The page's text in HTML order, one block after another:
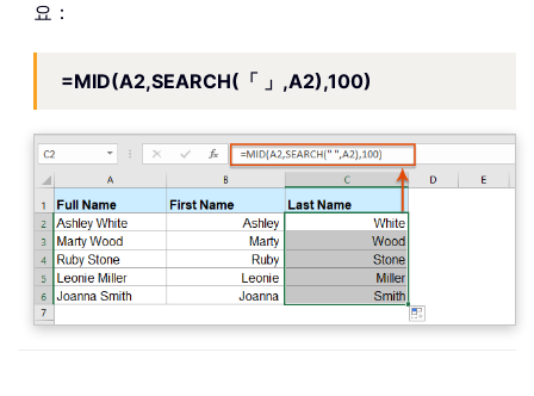
요：
=MID(A2,SEARCH(「 」,A2),100)